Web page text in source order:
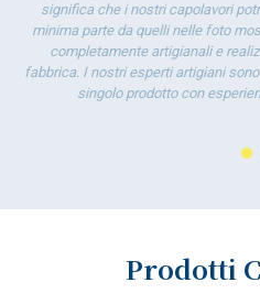
significa che i nostri capolavori
minima parte da quelli nelle foto
completamente artigianali e
fabbrica. I nostri esperti artigiani
singolo prodotto con
Prodotti